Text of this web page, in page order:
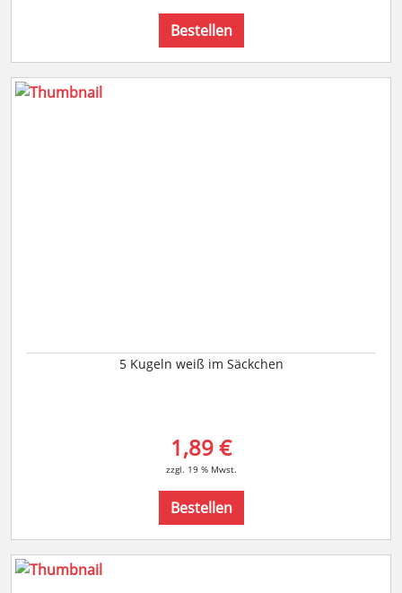
Bestellen
5 Kugeln weiß im Säckchen
1,89 €
zzgl. 19 % Mwst.
Bestellen